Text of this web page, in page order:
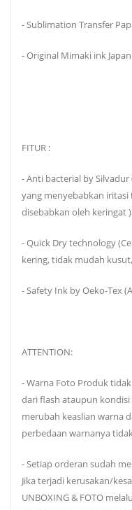
- Sublimation Transfer
- Original Mimaki ink
FITUR :
- Anti bacterial by
yang menyebabkan
disebabkan oleh keringat )
- Quick Dry technology
kering, tidak mudah
- Safety Ink by Oeko-Tex
ATTENTION:
- Warna Foto Produk tidak
dari flash ataupun
merubah keaslian warna
perbedaan warnanya
- Setiap orderan sudah
Jika terjadi kerusakan/
UNBOXING & FOTO